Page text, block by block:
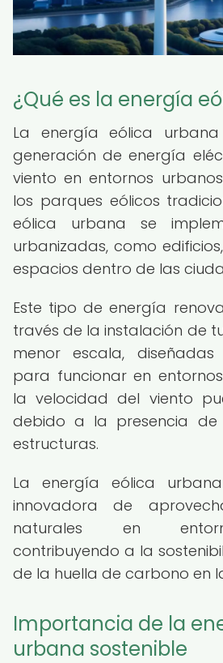
¿Qué es la energía
La energía eólica
generación de energía
viento en entornos
los parques eólicos
eólica urbana se
urbanizadas, como
espacios dentro de las
Este tipo de energía
través de la instalación de
menor escala, diseñadas
para funcionar en
la velocidad del viento
debido a la presencia de
estructuras.
La energía eólica
innovadora de
naturales en
contribuyendo a la
de la huella de carbono en
Importancia de la
urbana sostenible